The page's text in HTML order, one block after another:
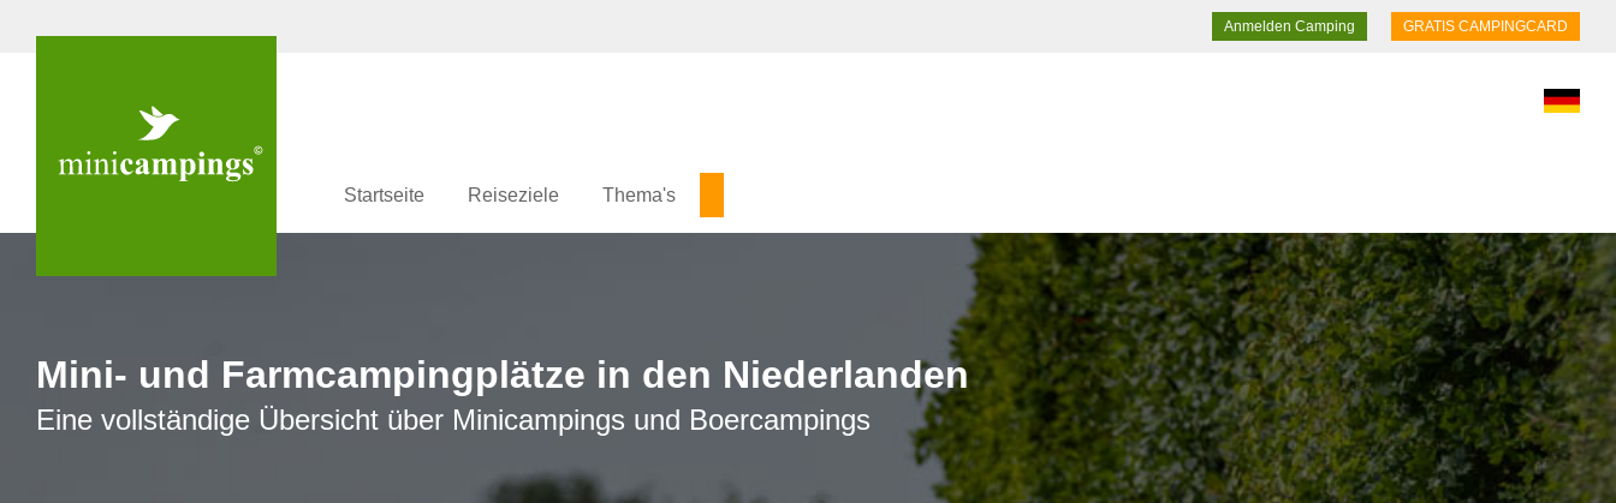
GRATIS CAMPINGCARD
Anmelden Camping
Startseite Reiseziele Thema's
Mini- und Farmcampingplätze in den Niederlanden
Eine vollständige Übersicht über Minicampings und Boercampings